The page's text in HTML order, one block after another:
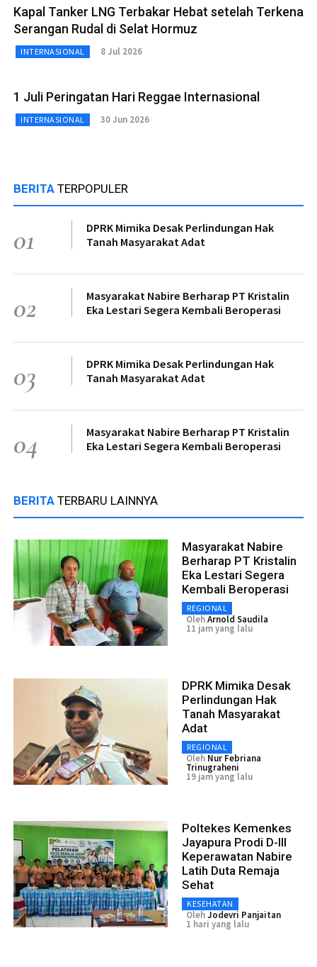
Kapal Tanker LNG Terbakar Hebat setelah Terkena
Serangan Rudal di Selat Hormuz
INTERNASIONAL 8 Jul 2026
1 Juli Peringatan Hari Reggae Internasional
INTERNASIONAL 30 Jun 2026
BERITA TERPOPULER
01
DPRK Mimika Desak Perlindungan Hak
Tanah Masyarakat Adat
02
Masyarakat Nabire Berharap PT Kristalin
Eka Lestari Segera Kembali Beroperasi
03
DPRK Mimika Desak Perlindungan Hak
Tanah Masyarakat Adat
04
Masyarakat Nabire Berharap PT Kristalin
Eka Lestari Segera Kembali Beroperasi
BERITA TERBARU LAINNYA
Masyarakat Nabire
Berharap PT Kristalin
Eka Lestari Segera
Kembali Beroperasi
REGIONAL
OlehArnold Saudila
11 jam yang lalu
DPRK Mimika Desak
Perlindungan Hak
Tanah Masyarakat
Adat
REGIONAL
Oleh Nur Febriana
Trinugraheni
19 jam yang lalu
Poltekes Kemenkes
Jayapura Prodi D-III
Keperawatan Nabire
Latih Duta Remaja
Sehat
KESEHATAN
OlehJodevri Panjaitan
1 hari yang lalu